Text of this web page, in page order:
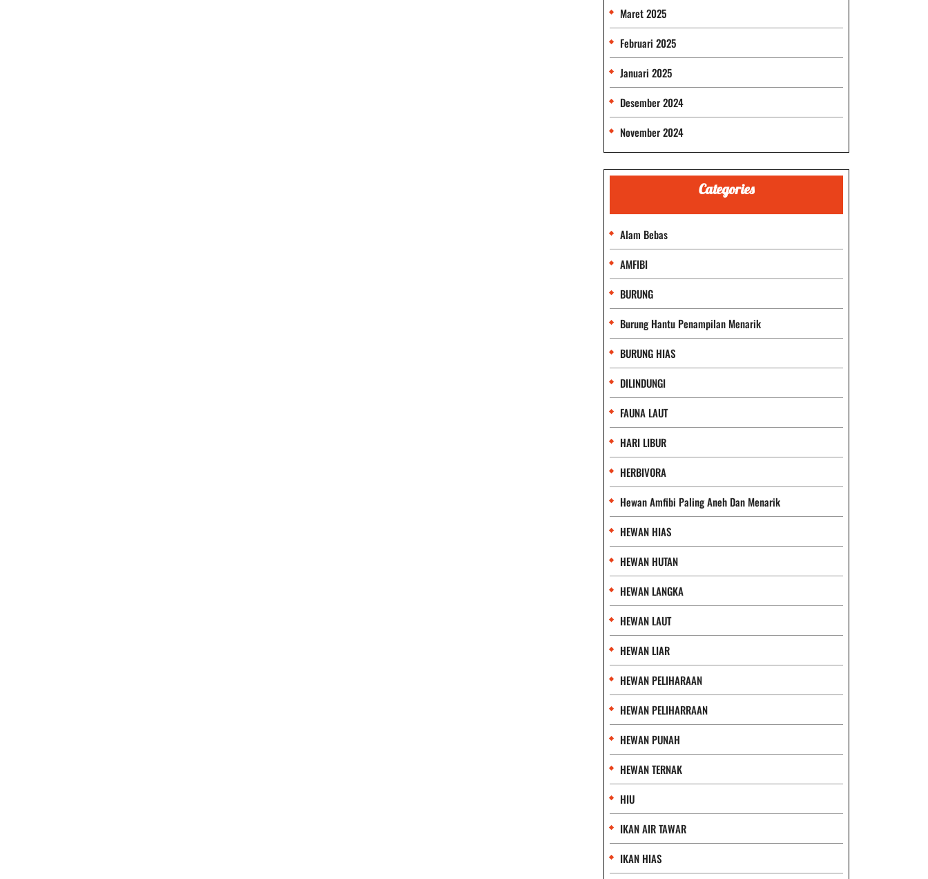
Maret 2025
Februari 2025
Januari 2025
Desember 2024
November 2024
Categories
Alam Bebas
AMFIBI
BURUNG
Burung Hantu Penampilan Menarik
BURUNG HIAS
DILINDUNGI
FAUNA LAUT
HARI LIBUR
HERBIVORA
Hewan Amfibi Paling Aneh Dan Menarik
HEWAN HIAS
HEWAN HUTAN
HEWAN LANGKA
HEWAN LAUT
HEWAN LIAR
HEWAN PELIHARAAN
HEWAN PELIHARRAAN
HEWAN PUNAH
HEWAN TERNAK
HIU
IKAN AIR TAWAR
IKAN HIAS